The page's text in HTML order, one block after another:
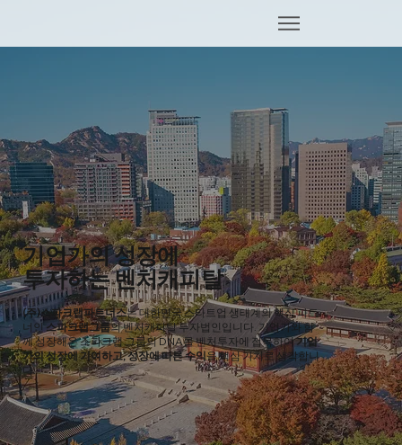
기업가의 성장에
​투자하는 벤처캐피탈
(주)스파크랩파트너스는 대한민국 스타트업 생태계의 핵심 파트
너인 스파크랩그룹의 벤처캐피탈 투자법인입니다. 기업가와 함
께 성장해온 스파크랩 그룹의 DNA를 벤처투자에 접목하여기업
가의 성장에 기여하고, 성장에 따른 수익을 핵심 가치로 생각합니
다.